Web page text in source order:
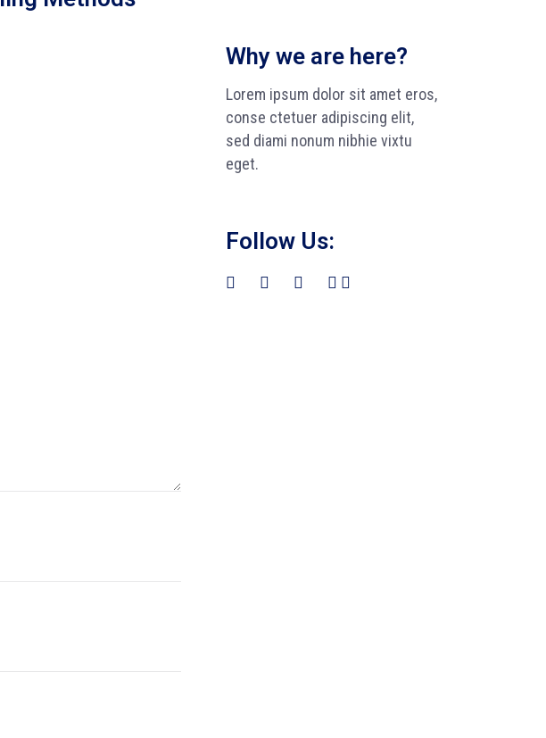
Why we are here?
Lorem ipsum dolor sit amet eros,
conse ctetuer adipiscing elit,
sed diami nonum nibhie vixtu
eget.
Follow Us: